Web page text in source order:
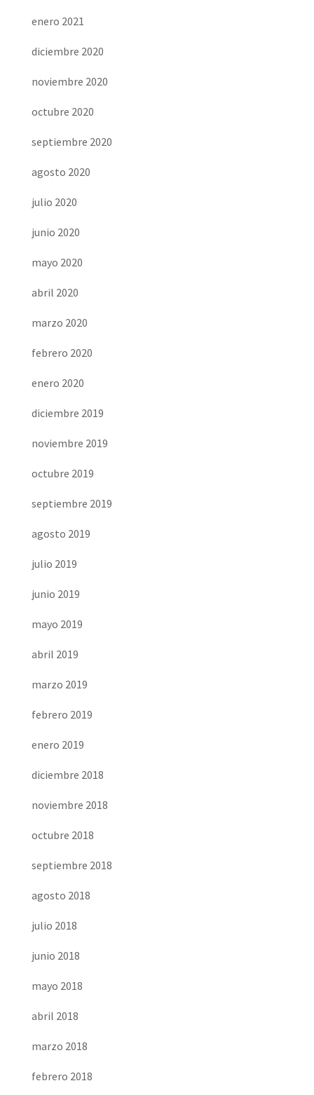
enero 2021
diciembre 2020
noviembre 2020
octubre 2020
septiembre 2020
agosto 2020
julio 2020
junio 2020
mayo 2020
abril 2020
marzo 2020
febrero 2020
enero 2020
diciembre 2019
noviembre 2019
octubre 2019
septiembre 2019
agosto 2019
julio 2019
junio 2019
mayo 2019
abril 2019
marzo 2019
febrero 2019
enero 2019
diciembre 2018
noviembre 2018
octubre 2018
septiembre 2018
agosto 2018
julio 2018
junio 2018
mayo 2018
abril 2018
marzo 2018
febrero 2018